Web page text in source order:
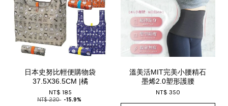
日本史努比輕便購物袋
37.5X36.5CM |橘
NT$ 185
NT$ 220 -15.9%
溫美活MIT完美小腰精石
墨烯2.0塑形護腰
NT$ 350